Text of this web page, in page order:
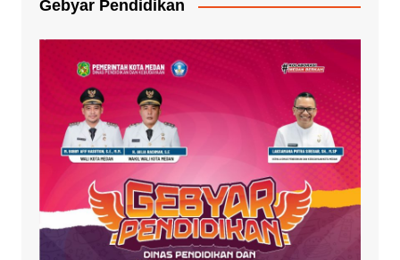
Gebyar Pendidikan